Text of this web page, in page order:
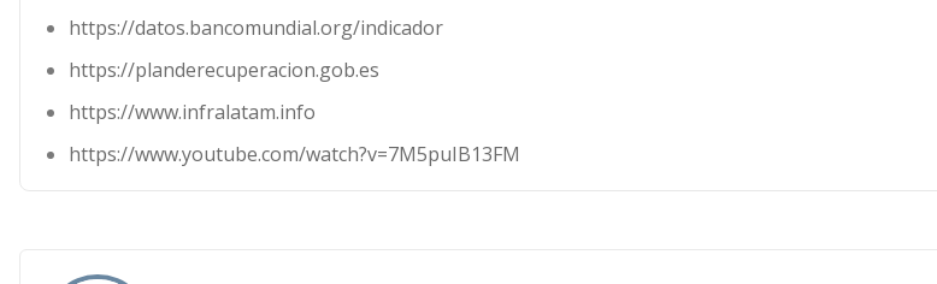
https://datos.bancomundial.org/indicador
https://planderecuperacion.gob.es
https://www.infralatam.info
https://www.youtube.com/watch?v=7M5puIB13FM